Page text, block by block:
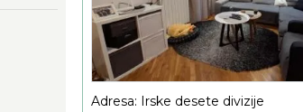
Adresa: Irske desete divizije